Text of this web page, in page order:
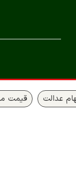
عدالت قیمت